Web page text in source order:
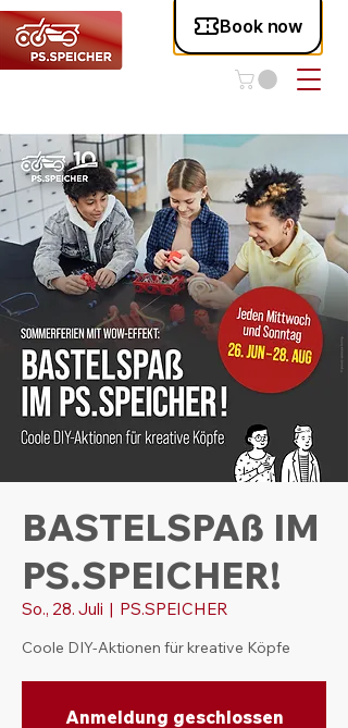
BASTELSPAß IM
PS.SPEICHER!
So., 28. Juli
  |
PS.SPEICHER
Coole DIY-Aktionen für kreative Köpfe
Anmeldung geschlossen